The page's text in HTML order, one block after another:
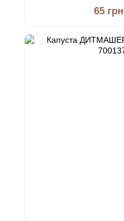
65 грн